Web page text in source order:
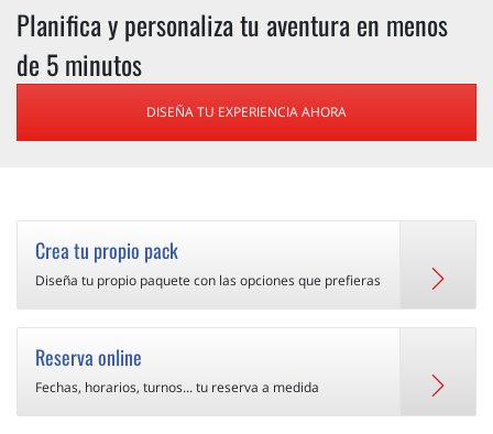
Planifica y personaliza tu aventura en menos
de 5 minutos
DISEÑA TU EXPERIENCIA AHORA
Crea tu propio pack
Diseña tu propio paquete con las opciones que prefieras
Reserva online
Fechas, horarios, turnos... tu reserva a medida